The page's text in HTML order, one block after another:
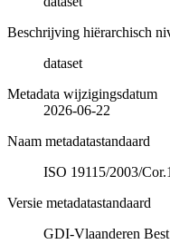
Beschrijving hiërarchisch
dataset
Metadata wijzigingsdatum
2026-06-22
Naam metadatastandaard
ISO 19115/2003/
Versie metadatastandaard
GDI-Vlaanderen